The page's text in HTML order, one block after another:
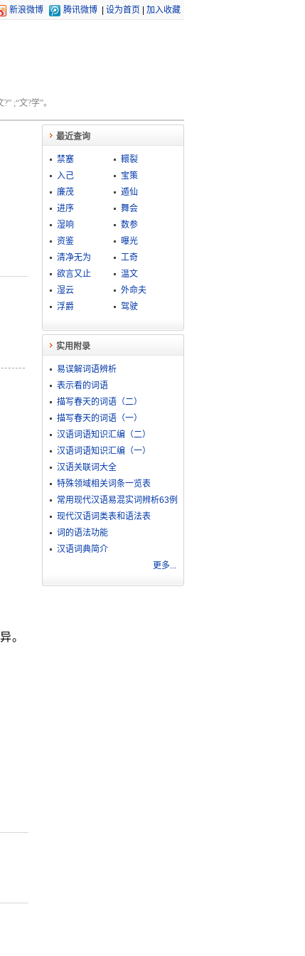
新浪微博 腾讯微博 设为首页 加入收藏
;“文?学”。
。
最近查询
禁塞
轘裂
入己
宝策
廉茂
遁仙
进序
舞会
湿响
数参
资鉴
曝光
清净无为
工奇
欲言又止
温文
湿云
外命夫
浮爵
驾驶
实用附录
易误解词语辨析
表示看的词语
描写春天的词语（二）
描写春天的词语（一）
汉语词语知识汇编（二）
汉语词语知识汇编（一）
汉语关联词大全
特殊领域相关词条一览表
常用现代汉语易混实词辨析63例
现代汉语词类表和语法表
词的语法功能
汉语词典简介
更多...